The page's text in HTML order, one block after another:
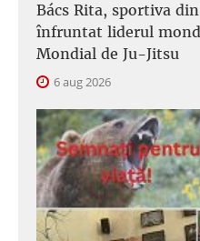
Bács Rita, sportiva
înfruntat liderul
Mondial de Ju-Jitsu
6 aug 2026